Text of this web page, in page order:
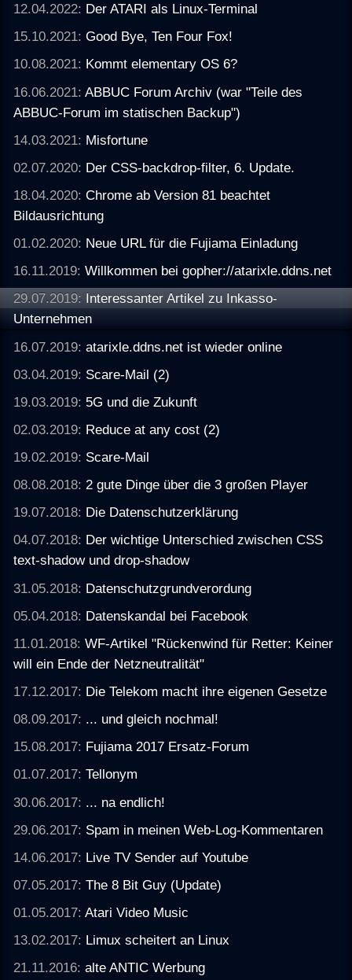
12.04.2022: Der ATARI als Linux-Terminal
15.10.2021:Good Bye, Ten Four Fox!
10.08.2021: Kommt elementary OS 6?
16.06.2021:ABBUC Forum Archiv (war "Teile des
ABBUC-Forum im statischen Backup")
14.03.2021: Misfortune
02.07.2020: Der CSS-backdrop-filter, 6. Update.
18.04.2020:Chrome ab Version 81 beachtet
Bildausrichtung
01.02.2020: Neue URL für die Fujiama Einladung
16.11.2019:Willkommen bei gopher://atarixle.ddns.net
29.07.2019: Interessanter Artikel zu Inkasso-
Unternehmen
16.07.2019:atarixle.ddns.net ist wieder online
03.04.2019: Scare-Mail (2)
19.03.2019: 5G und die Zukunft
02.03.2019: Reduce at any cost (2)
19.02.2019: Scare-Mail
08.08.2018:2 gute Dinge über die 3 großen Player
19.07.2018: Die Datenschutzerklärung
04.07.2018: Der wichtige Unterschied zwischen CSS
text-shadow und drop-shadow
31.05.2018: Datenschutzgrundverordung
05.04.2018: Datenskandal bei Facebook
11.01.2018:WF-Artikel "Rückenwind für Retter: Keiner
will ein Ende der Netzneutralität"
17.12.2017: Die Telekom macht ihre eigenen Gesetze
08.09.2017: ... und gleich nochmal!
15.08.2017: Fujiama 2017 Ersatz-Forum
01.07.2017:Tellonym
30.06.2017: ... na endlich!
29.06.2017: Spam in meinen Web-Log-Kommentaren
14.06.2017: Live TV Sender auf Youtube
07.05.2017:The 8 Bit Guy (Update)
01.05.2017:Atari Video Music
13.02.2017: Limux scheitert an Linux
21.11.2016:alte ANTIC Werbung